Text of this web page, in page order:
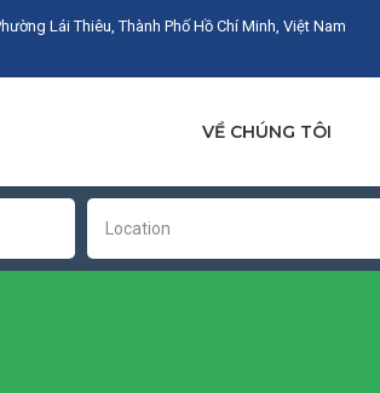
Lái Thiêu, Thành Phố Hồ Chí Minh, Việt Nam
VỀ CHÚNG TÔI
Location